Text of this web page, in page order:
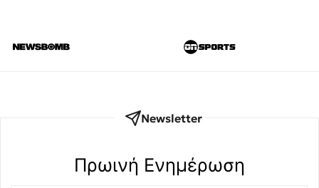
Newsletter
Πρωινή Eνημέρωση